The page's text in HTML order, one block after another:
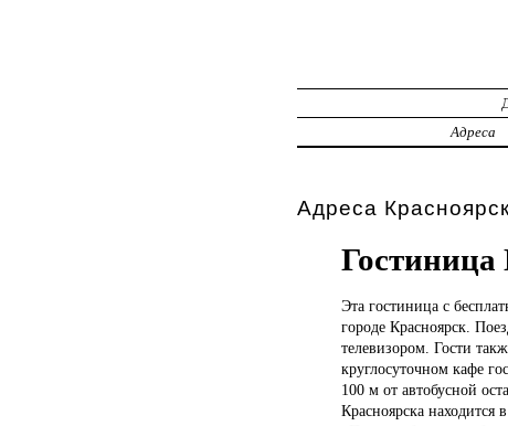
Адреса
Адреса
Гостиница
Эта гостиница с
городе Красноярск.
телевизором. Гости
круглосуточном кафе
100 м от автобусной
Красноярска